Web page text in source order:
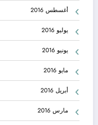
أغسطس 2016
يوليو 2016
يونيو 2016
مايو 2016
أبريل 2016
مارس 2016